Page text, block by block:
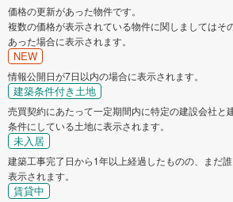
価格の更新があった物件です。
複数の価格が表示されている物件に関しましてはそ
あった場合に表示されます。
NEW
情報公開日が7日以内の場合に表示されます。
建築条件付き土地
売買契約にあたって一定期間内に特定の建設会社と
条件にしている土地に表示されます。
未入居
建築工事完了日から1年以上経過したものの、まだ
表示されます。
賃貸中